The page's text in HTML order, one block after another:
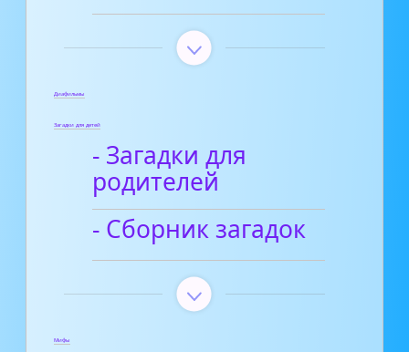
Диафильмы
Загадки для детей
- Загадки для
родителей
- Сборник загадок
Мифы